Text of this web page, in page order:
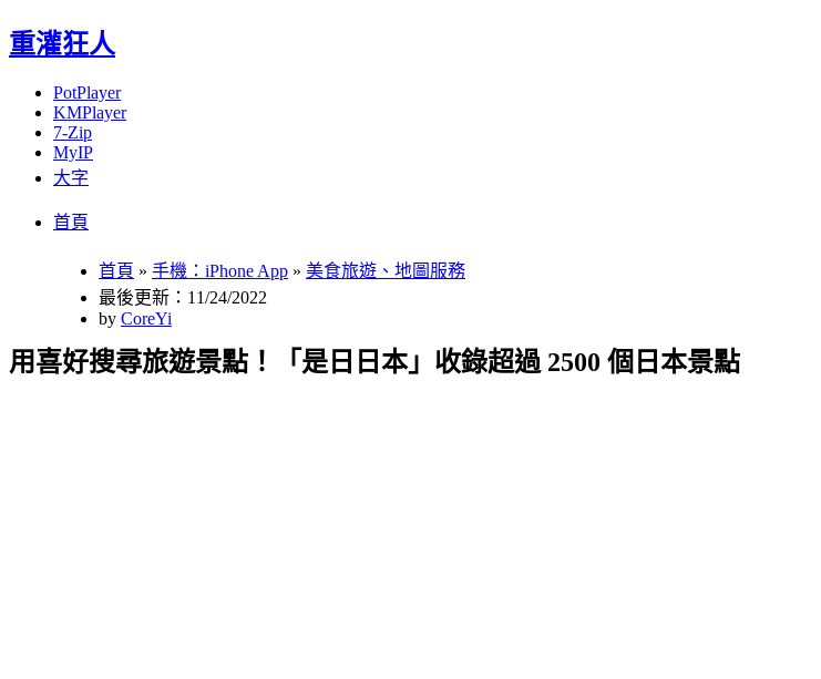
重灌狂人
PotPlayer
KMPlayer
7-Zip
MyIP
大字
首頁
首頁 » 手機：iPhone App » 美食旅遊、地圖服務
最後更新：11/24/2022
by CoreYi
用喜好搜尋旅遊景點！「是日日本」收錄超過 2500 個日本景點